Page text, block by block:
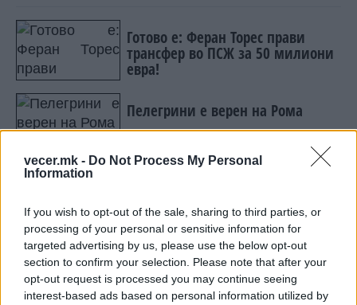
vecer.mk - Do Not Process My Personal
Information
If you wish to opt-out of the sale, sharing to third parties, or
processing of your personal or sensitive information for
targeted advertising by us, please use the below opt-out
section to confirm your selection. Please note that after your
opt-out request is processed you may continue seeing
interest-based ads based on personal information utilized by
Готово е: Феран Торес прави
трансфер во ПСЖ за 50 милиони
евра!
Пелегрини е верен на Рома
НАЈЧИТАНИ ВО ПОСЛЕДНИ 7 ДЕНА
СЕ СПРЕМА МЕТЕОРОЛОШКИ
ХАОС ЗА ЗИМАТА 2026/2027